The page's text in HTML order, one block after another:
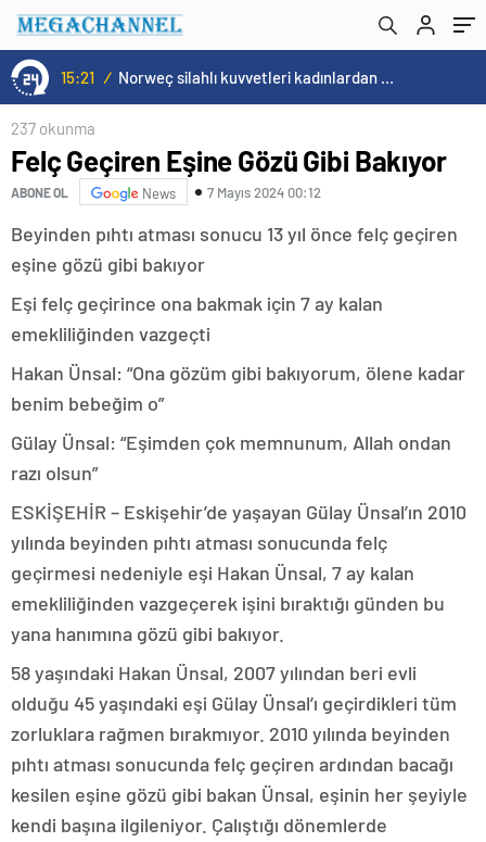
15:20 Cristiano Ronaldo’nun akıllara zarar tüm kariyerinin istatistiğini çıkardık !
237 okunma
Felç Geçiren Eşine Gözü Gibi Bakıyor
ABONE OL News 7 Mayıs 2024 00:12
Beyinden pıhtı atması sonucu 13 yıl önce felç geçiren
eşine gözü gibi bakıyor
Eşi felç geçirince ona bakmak için 7 ay kalan
emekliliğinden vazgeçti
Hakan Ünsal: “Ona gözüm gibi bakıyorum, ölene kadar
benim bebeğim o”
Gülay Ünsal: “Eşimden çok memnunum, Allah ondan
razı olsun”
ESKİŞEHİR – Eskişehir’de yaşayan Gülay Ünsal’ın 2010
yılında beyinden pıhtı atması sonucunda felç
geçirmesi nedeniyle eşi Hakan Ünsal, 7 ay kalan
emekliliğinden vazgeçerek işini bıraktığı günden bu
yana hanımına gözü gibi bakıyor.
58 yaşındaki Hakan Ünsal, 2007 yılından beri evli
olduğu 45 yaşındaki eşi Gülay Ünsal’ı geçirdikleri tüm
zorluklara rağmen bırakmıyor. 2010 yılında beyinden
pıhtı atması sonucunda felç geçiren ardından bacağı
kesilen eşine gözü gibi bakan Ünsal, eşinin her şeyiyle
kendi başına ilgileniyor. Çalıştığı dönemlerde